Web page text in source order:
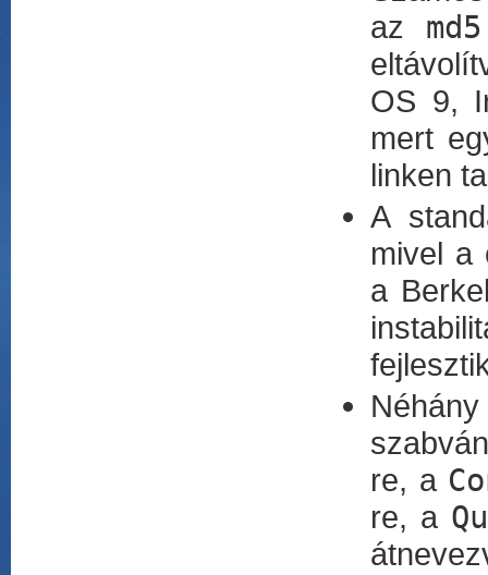
az md5
OS 9,
mert
linken
A
mivel a
a
re, a
re, a